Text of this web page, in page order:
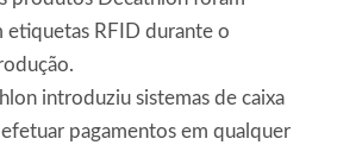
etiquetas RFID durante o
introduziu sistemas de caixa
pagamentos em qualquer